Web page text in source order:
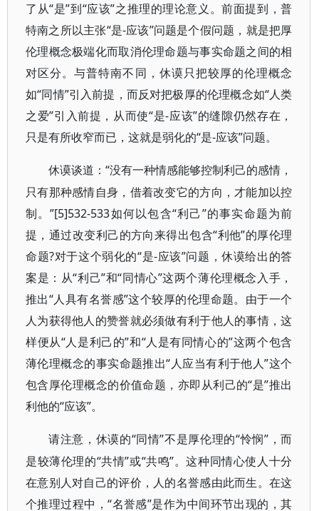
了从“是”到“应该”之推理的理论意义。前面提到，普
特南之所以主张“是-应该”问题是个假问题，就是把厚
伦理概念极端化而取消伦理命题与事实命题之间的相
对区分。与普特南不同，休谟只把较厚的伦理概念
如“同情”引入前提，而反对把极厚的伦理概念如“人类
之爱”引入前提，从而使“是-应该”的缝隙仍然存在，
只是有所收窄而已，这就是弱化的“是-应该”问题。
休谟谈道：“没有一种情感能够控制利己的感情，
只有那种感情自身，借着改变它的方向，才能加以控
制。”[5]532-533如何以包含“利己”的事实命题为前
提，通过改变利己的方向来得出包含“利他”的厚伦理
命题?对于这个弱化的“是-应该”问题，休谟给出的答
案是：从“利己”和“同情心”这两个薄伦理概念入手，
推出“人具有名誉感”这个较厚的伦理命题。由于一个
人为获得他人的赞誉就必须做有利于他人的事情，这
样便从“人是利己的”和“人是有同情心的”这两个包含
薄伦理概念的事实命题推出“人应当有利于他人”这个
包含厚伦理概念的价值命题，亦即从利己的“是”推出
利他的“应该”。
请注意，休谟的“同情”不是厚伦理的“怜悯”，而
是较薄伦理的“共情”或“共鸣”。这种同情心使人十分
在意别人对自己的评价，人的名誉感由此而生。在这
个推理过程中，“名誉感”是作为中间环节出现的，其